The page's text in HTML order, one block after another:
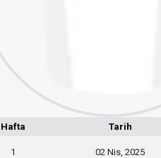
Hafta Tarih
1 02 Nis, 2025